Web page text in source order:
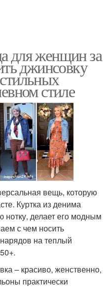
для женщин за
джинсовку
стиле
вещь, которую
Куртка из денима
нотку, делает его модным
с чем носить
на теплый
– красиво, женственно,
практически